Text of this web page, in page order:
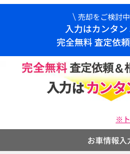
売却をご検討
入力はカンタン
完全無料 査定依
※
お車情報入